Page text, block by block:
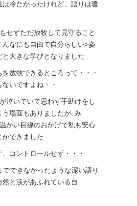
は冷たかったけれど、語りは暖
せずただ放牧して見守ること
んなにも自由で自分らしい>姿
と大きな学びとなりました
放牧できるところって・・・
いですよね・・
泣いていて思わず手助けをし
う場面もありましたが､み
かい目線のおかげで私も安心
ができました
コントロールせず・・・
でできなかったような深い語り
と涙があふれている自